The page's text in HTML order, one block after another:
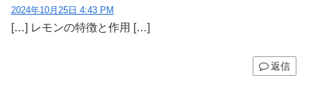
2024年10月25日 4:43 PM
[…] レモンの特徴と作用 […]
返信